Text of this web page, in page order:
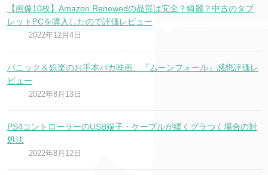
【画像10枚】Amazon Renewedの品質は安全？綺麗？中古のタブ
レットPCを購入したので評価レビュー
2022年12月4日
パニック＆娯楽のお手本バカ映画、『ムーンフォール』感想評価レ
ビュー
2022年8月13日
PS4コントローラーのUSB端子・ケーブルが緩くグラつく場合の対
処法
2022年8月12日